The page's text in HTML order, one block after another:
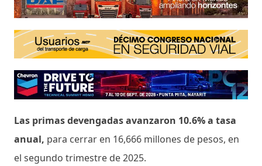
Las primas devengadas avanzaron 10.6% a tasa
anual, para cerrar en 16,666 millones de pesos, en
el segundo trimestre de 2025.